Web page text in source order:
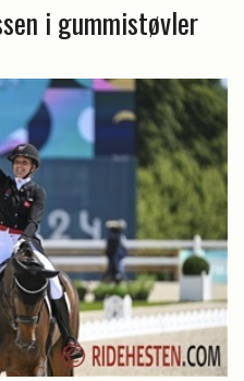
i gummistøvler